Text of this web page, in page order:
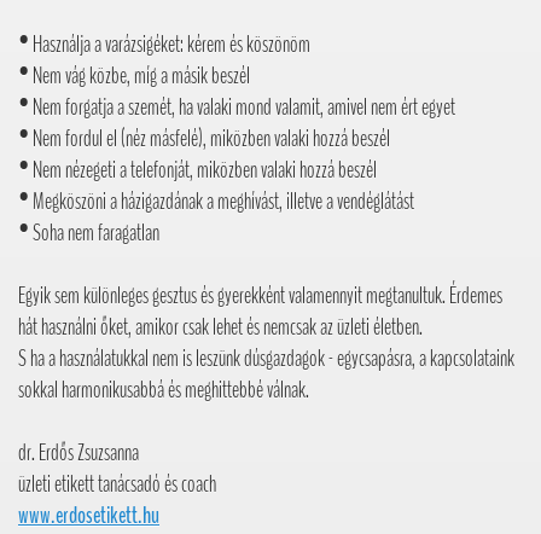
• Használja a varázsigéket: kérem és köszönöm
• Nem vág közbe, míg a másik beszél
• Nem forgatja a szemét, ha valaki mond valamit, amivel nem ért egyet
• Nem fordul el (néz másfelé), miközben valaki hozzá beszél
• Nem nézegeti a telefonját, miközben valaki hozzá beszél
• Megköszöni a házigazdának a meghívást, illetve a vendéglátást
• Soha nem faragatlan
Egyik sem különleges gesztus és gyerekként valamennyit megtanultuk. Érdemes
hát használni őket, amikor csak lehet és nemcsak az üzleti életben.
S ha a használatukkal nem is leszünk dúsgazdagok - egycsapásra, a kapcsolataink
sokkal harmonikusabbá és meghittebbé válnak.
dr. Erdős Zsuzsanna
üzleti etikett tanácsadó és coach
www.erdosetikett.hu